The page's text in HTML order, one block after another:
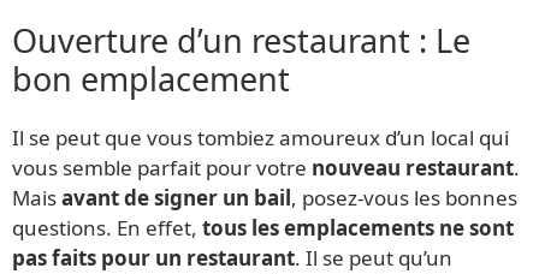
Ouverture d’un restaurant : Le
bon emplacement
Il se peut que vous tombiez amoureux d’un local qui
vous semble parfait pour votre nouveau restaurant.
Maisavant de signer un bail, posez-vous les bonnes
questions. En effet, tous les emplacements ne sont
pas faits pour un restaurant. Il se peut qu’un